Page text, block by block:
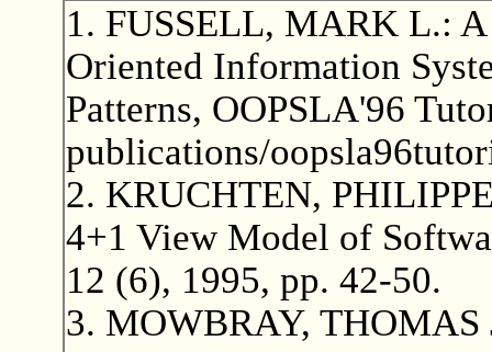
1. FUSSELL, MARK L.:
Oriented Information
Patterns, OOPSLA'96
publications/
2. KRUCHTEN,
4+1 View Model of
12 (6), 1995, pp. 42-50.
3. MOWBRAY,